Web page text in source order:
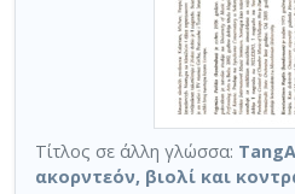
Τίτλος σε άλλη γλώσσα:
ακορντεόν, βιολί και